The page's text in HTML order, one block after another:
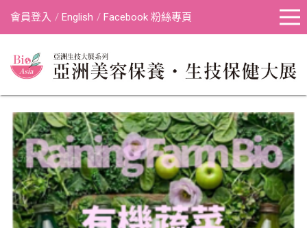
會員登入 English Facebook 粉絲專頁